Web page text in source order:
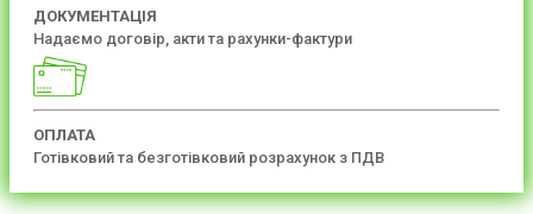
ДОКУМЕНТАЦІЯ
Надаємо договір, акти та рахунки-фактури
ОПЛАТА
Готівковий та безготівковий розрахунок з ПДВ